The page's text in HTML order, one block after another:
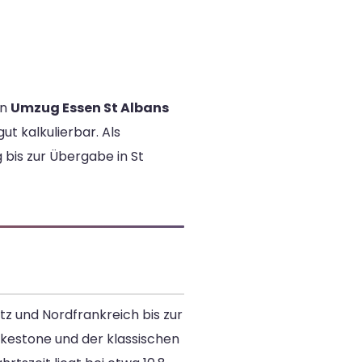
Umzug Essen St Albans
kalkulierbar. Als
zur Übergabe in St
und Nordfrankreich bis zur
und der klassischen